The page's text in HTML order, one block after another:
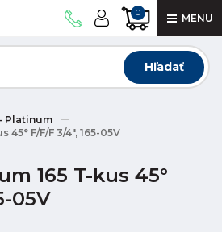
0 MENU
Hľadať
Platinum
45° F/F/F 3/4", 165-05V
165 T-kus 45°
05V